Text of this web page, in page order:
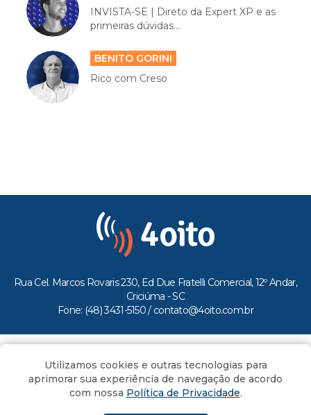
INVISTA-SE | Direto da Expert XP e as
primeiras dúvidas...
BENITO GORINI
Rico com Creso
Rua Cel. Marcos Rovaris 230, Ed Due Fratelli Comercial, 12º Andar,
Criciúma - SC
Fone: (48) 3431-5150 / contato@4oito.com.br
Todos os direitos reservados ao Portal 4oito
Utilizamos cookies e outras tecnologias para
aprimorar sua experiência de navegação de acordo
com nossa Política de Privacidade.